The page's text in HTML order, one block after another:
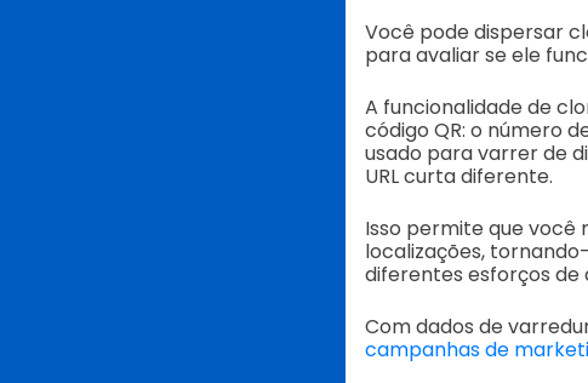
Você pode dispersar
para avaliar se ele
A funcionalidade de
código QR: o número
usado para varrer de
URL curta diferente.
Isso permite que você
localizações,
diferentes esforços de
Com dados de
campanhas de